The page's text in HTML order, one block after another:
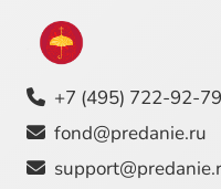
+7 (495) 722-92-79
fond@predanie.ru